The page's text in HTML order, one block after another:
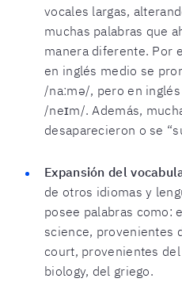
vocales largas,
muchas palabras que
manera diferente. Por
en inglés medio se
/naːmə/, pero en
/neɪm/. Además,
desaparecieron o se
Expansión del
de otros idiomas y
posee palabras como:
science, provenientes
court, provenientes
biology, del griego.